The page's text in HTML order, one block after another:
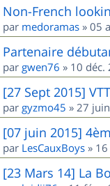
Non-French
par medoramas » 05
Partenaire
par gwen76 » 10 déc.
[27 Sept 2015]
par gyzmo45 » 27
[07 juin 2015]
par LesCauxBoys »
[23 Mars 14] La